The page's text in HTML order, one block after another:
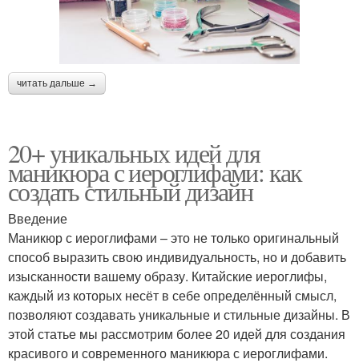
читать дальше →
20+ уникальных идей для
маникюра с иероглифами: как
создать стильный дизайн
Введение
Маникюр с иероглифами – это не только оригинальный
способ выразить свою индивидуальность, но и добавить
изысканности вашему образу. Китайские иероглифы,
каждый из которых несёт в себе определённый смысл,
позволяют создавать уникальные и стильные дизайны. В
этой статье мы рассмотрим более 20 идей для создания
красивого и современного маникюра с иероглифами.